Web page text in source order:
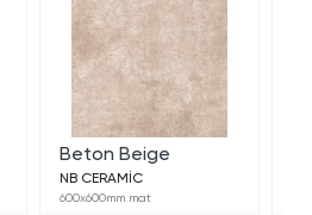
Beton Beige
NB CERAMİC
600x600mm mat